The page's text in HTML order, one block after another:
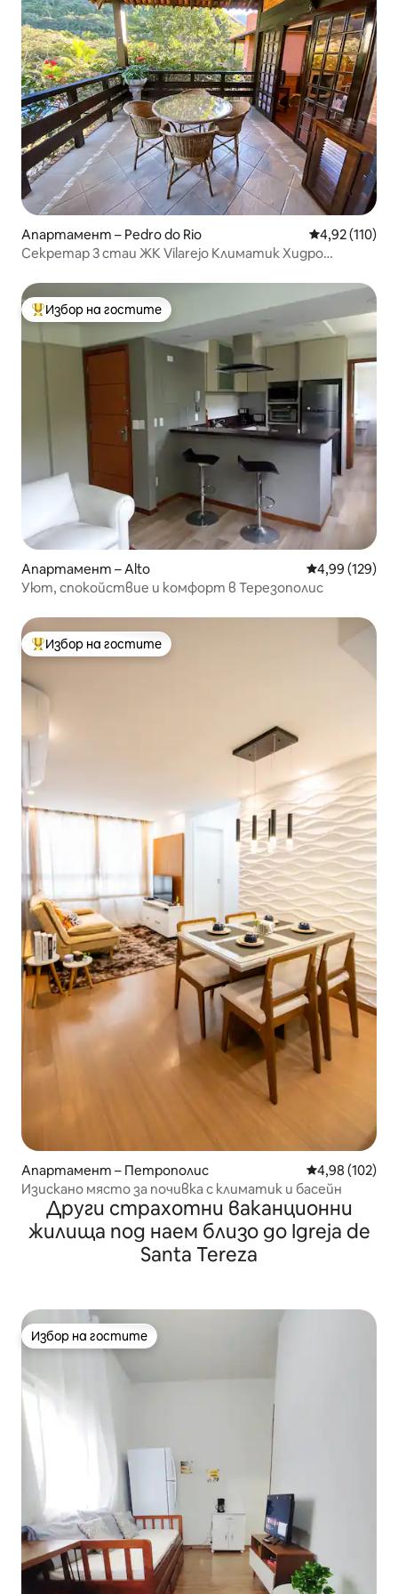
Апартамент – Pedro do Rio Средна
4,92 (110)
Секретар 3 стаи ЖК Vilarejo Климатик Хидро
Най-популярен избор на гостите
Избор на гостите
Апартамент – Alto Средна
4,99 (129)
Уют, спокойствие и комфорт в Терезополис
Най-популярен избор на гостите
Избор на гостите
Апартамент – Петрополис Средна
4,98 (102)
Изискано място за почивка с климатик и басейн
Други страхотни ваканционни
жилища под наем близо до Igreja de
Santa Tereza
Избор на гостите
Избор на гостите